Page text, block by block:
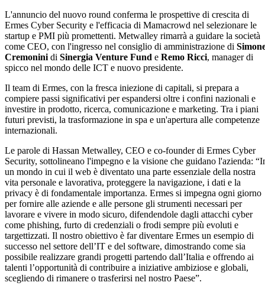
L'annuncio del nuovo round conferma le prospettive di crescita di
Ermes Cyber Security e l'efficacia di Mamacrowd nel selezionare le
startup e PMI più promettenti. Metwalley rimarrà a guidare la società
come CEO, con l'ingresso nel consiglio di amministrazione di
Cremonini di Sinergia Venture Fund e Remo Ricci, manager di
spicco nel mondo delle ICT e nuovo presidente.
Il team di Ermes, con la fresca iniezione di capitali, si prepara a
compiere passi significativi per espandersi oltre i confini nazionali e
investire in prodotto, ricerca, comunicazione e marketing. Tra i piani
futuri previsti, la trasformazione in spa e un'apertura alle competenze
internazionali.
Le parole di Hassan Metwalley, CEO e co-founder di Ermes Cyber
Security, sottolineano l'impegno e la visione che guidano l'azienda:
un mondo in cui il web è diventato una parte essenziale della nostra
vita personale e lavorativa, proteggere la navigazione, i dati e la
privacy è di fondamentale importanza. Ermes si impegna ogni giorno
per fornire alle aziende e alle persone gli strumenti necessari per
lavorare e vivere in modo sicuro, difendendole dagli attacchi cyber
come phishing, furto di credenziali o frodi sempre più evoluti e
targettizzati. Il nostro obiettivo è far diventare Ermes un esempio di
successo nel settore dell’IT e del software, dimostrando come sia
possibile realizzare grandi progetti partendo dall’Italia e offrendo ai
talenti l’opportunità di contribuire a iniziative ambiziose e globali,
scegliendo di rimanere o trasferirsi nel nostro Paese”.